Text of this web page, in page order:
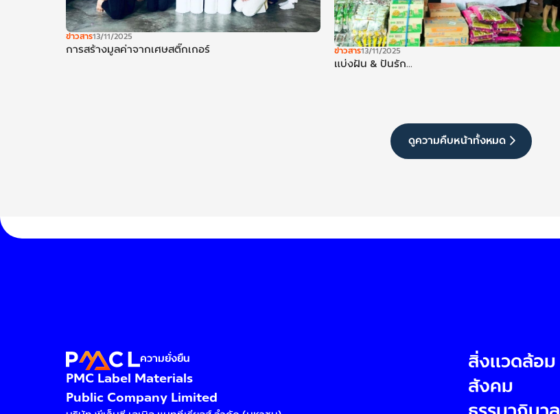
ข่าวสาร13/11/2025
การสร้างมูลค่าจากเศษสติ๊กเกอร์ ข่าวสาร13/11/2025
แบ่งฝัน & ปันรัก...
ดูความคืบหน้าทั้งหมด
ความยั่งยืน
PMC Label Materials
Public Company Limited
สิ่งแวดล้อม
สังคม